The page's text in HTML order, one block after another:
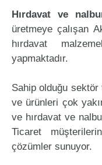
Hırdavat ve
üretmeye çalışan
hırdavat
yapmaktadır.
Sahip olduğu
ve ürünleri çok
ve hırdavat ve
Ticaret
çözümler sunuyor.